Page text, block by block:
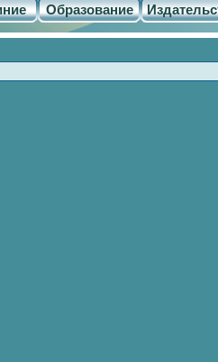
Образование